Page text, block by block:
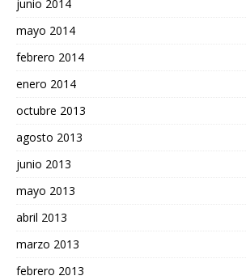
junio 2014
mayo 2014
febrero 2014
enero 2014
octubre 2013
agosto 2013
junio 2013
mayo 2013
abril 2013
marzo 2013
febrero 2013